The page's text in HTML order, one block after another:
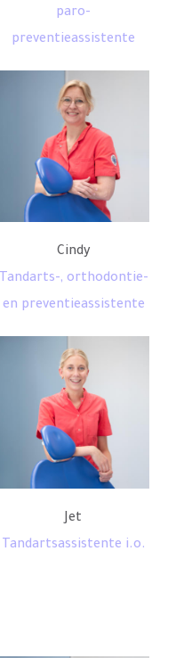
paro-
preventieassistente
Cindy
Tandarts-, orthodontie-
en preventieassistente
Jet
Tandartsassistente i.o.